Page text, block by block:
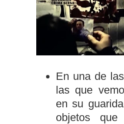
En una de
las que
en su
objetos